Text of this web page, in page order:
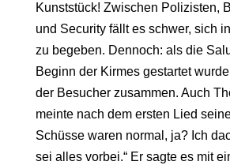
Kunststück! Zwischen Polizisten,
und Security fällt es schwer, sich
zu begeben. Dennoch: als die
Beginn der Kirmes gestartet
der Besucher zusammen. Auch
meinte nach dem ersten Lied
Schüsse waren normal, ja? Ich
sei alles vorbei.“ Er sagte es mit